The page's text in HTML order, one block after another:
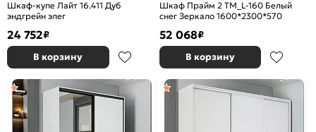
Шкаф-купе Лайт 16.411 Дуб
эндгрейн элег
24 752₽
В корзину
Шкаф Прайм 2 TM_L-160 Белый
снег Зеркало 1600*2300*570
52 068₽
В корзину